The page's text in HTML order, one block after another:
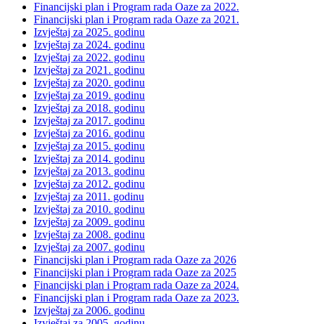
Financijski plan i Program rada Oaze za 2022.
Financijski plan i Program rada Oaze za 2021.
Izvještaj za 2025. godinu
Izvještaj za 2024. godinu
Izvještaj za 2022. godinu
Izvještaj za 2021. godinu
Izvještaj za 2020. godinu
Izvještaj za 2019. godinu
Izvještaj za 2018. godinu
Izvještaj za 2017. godinu
Izvještaj za 2016. godinu
Izvještaj za 2015. godinu
Izvještaj za 2014. godinu
Izvještaj za 2013. godinu
Izvještaj za 2012. godinu
Izvještaj za 2011. godinu
Izvještaj za 2010. godinu
Izvještaj za 2009. godinu
Izvještaj za 2008. godinu
Izvještaj za 2007. godinu
Financijski plan i Program rada Oaze za 2026
Financijski plan i Program rada Oaze za 2025
Financijski plan i Program rada Oaze za 2024.
Financijski plan i Program rada Oaze za 2023.
Izvještaj za 2006. godinu